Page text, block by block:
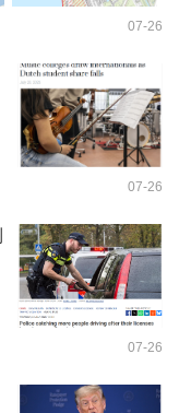
07-26
07-26
07-26